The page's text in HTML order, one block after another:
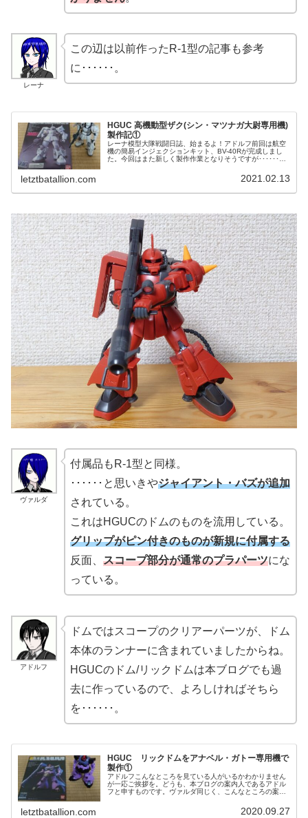
レーナ
この辺は以前作ったR-1型の記事も参考
に･･････。
HGUC 高機動型ザク(シン・マツナガ大尉専用機)
製作記①
レーナ模型大隊戦闘日誌、始まるよ！アドルフ前回は航空
機の簡易インジェクションキット、BV-40Rが完成しまし
た。今回はまた新しく製作作業となりそうですが･･････。
letztbatallion.com 2021.02.13
ヴァルダ
付属品もR-1型と同様。
･･････と思いきやジャイアント・バズが追加
されている。
これはHGUCのドムのものを流用している。
グリップがピン付きのものが新規に付属する
反面、 スコープ部分が通常のプラパーツにな
っている。
アドルフ
ドムではスコープのクリアーパーツが、ドム
本体のランナーに含まれていましたからね。
HGUCのドム/リックドムは本ブログでも過
去に作っているので、よろしければそちら
を･･････。
HGUC リックドムをアナベル・ガトー専用機で
製作①
アドルフこんなところを見ている人がいるかわかりません
が一応ご挨拶を。どうも、本ブログの案内人であるアドル
フと申すものです。ヴァルダ同じく、こんなところの案内
letztbatallion.com 2020.09.27